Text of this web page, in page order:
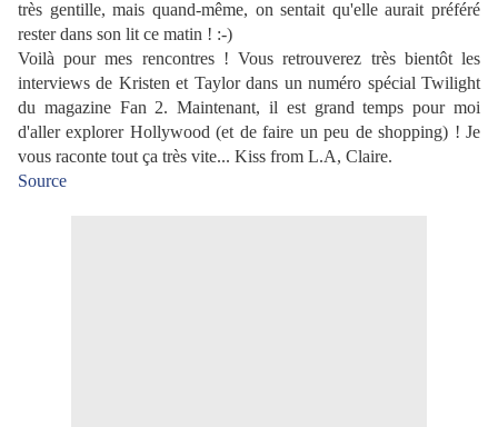
très gentille, mais quand-même, on sentait qu'elle aurait préféré
rester dans son lit ce matin ! :-)
Voilà pour mes rencontres ! Vous retrouverez très bientôt les
interviews de Kristen et Taylor dans un numéro spécial Twilight
du magazine Fan 2. Maintenant, il est grand temps pour moi
d'aller explorer Hollywood (et de faire un peu de shopping) ! Je
vous raconte tout ça très vite... Kiss from L.A, Claire.
Source